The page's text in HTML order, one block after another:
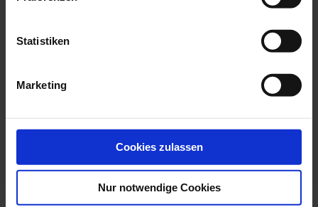
Statistiken
Marketing
Cookies zulassen
Nur notwendige Cookies
Mug Set, 2-Pcs, Shape
Mug, Shape Berlin, Blue